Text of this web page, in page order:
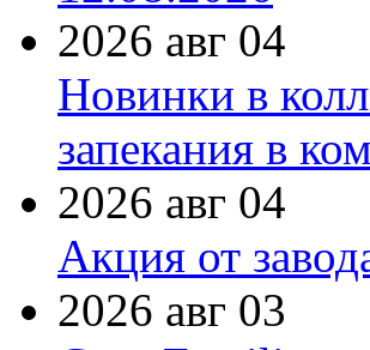
2026 авг 04
Новинки в
запекания в
2026 авг 04
Акция от
2026 авг 03